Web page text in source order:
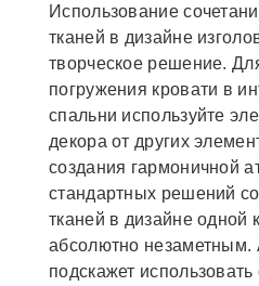
Использование
тканей в дизайне
творческое решение.
погружения кровати в
спальни используйте
декора от других
создания гармоничной
стандартных решений
тканей в дизайне одной
абсолютно незаметным.
подскажет использовать